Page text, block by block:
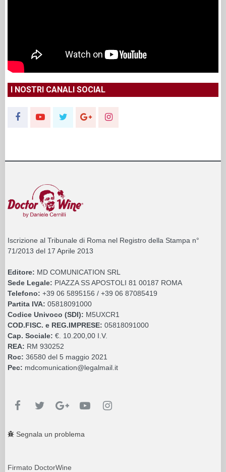
I NOSTRI CANALI SOCIAL
Iscrizione al Tribunale di Roma nel Registro della Stampa n°
71/2013 del 17 Aprile 2013
Editore: MD COMUNICATION SRL
Sede Legale: PIAZZA SS APOSTOLI 81 00187 ROMA
Telefono: +39 06 5895156 / +39 06 87085419
Partita IVA: 05818091000
Codice Univoco (SDI): M5UXCR1
COD.FISC. e REG.IMPRESE: 05818091000
Cap. Sociale: €. 10.200,00 I.V.
REA: RM 930252
Roc: 36580 del 5 maggio 2021
Pec: mdcomunication@legalmail.it
Segnala un problema
Firmato DoctorWine